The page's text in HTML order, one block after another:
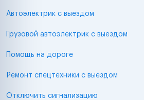
Автоэлектрик с выездом
Грузовой автоэлектрик с выездом
Помощь на дороге
Ремонт спецтехники с выездом
Отключить сигнализацию